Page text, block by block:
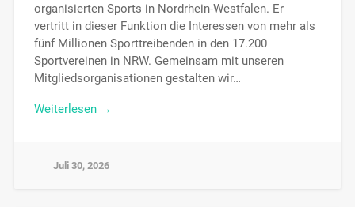
organisierten Sports in Nordrhein-Westfalen. Er
vertritt in dieser Funktion die Interessen von mehr als
fünf Millionen Sporttreibenden in den 17.200
Sportvereinen in NRW. Gemeinsam mit unseren
Mitgliedsorganisationen gestalten wir…
Weiterlesen →
Juli 30, 2026